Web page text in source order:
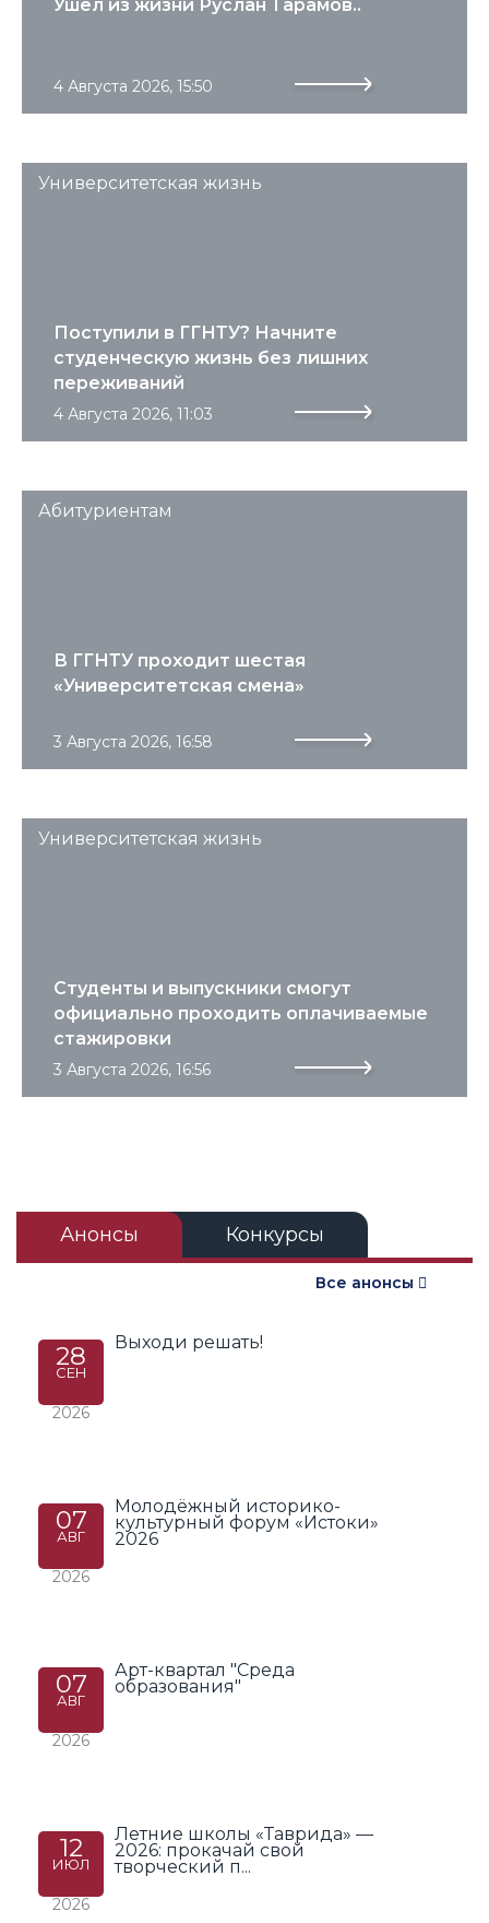
4 Августа 2026, 15:50
Ушел из жизни Руслан Тарамов..
Университетская жизнь
4 Августа 2026, 11:03
Поступили в ГГНТУ? Начните
студенческую жизнь без лишних
переживаний
Абитуриентам
3 Августа 2026, 16:58
В ГГНТУ проходит шестая
«Университетская смена»
Университетская жизнь
3 Августа 2026, 16:56
Студенты и выпускники смогут
официально проходить оплачиваемые
стажировки
Анонсы Конкурсы
Все анонсы
28
СЕН
2026
Выходи решать!
07
АВГ
2026
Молодёжный историко-
культурный форум «Истоки»
2026
07
АВГ
2026
Арт-квартал "Среда
образования"
12
ИЮЛ
2026
Летние школы «Таврида» —
2026: прокачай свой
творческий п...